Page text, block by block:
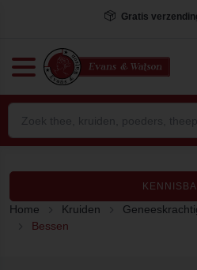
Gratis
Home Kruiden
Bessen